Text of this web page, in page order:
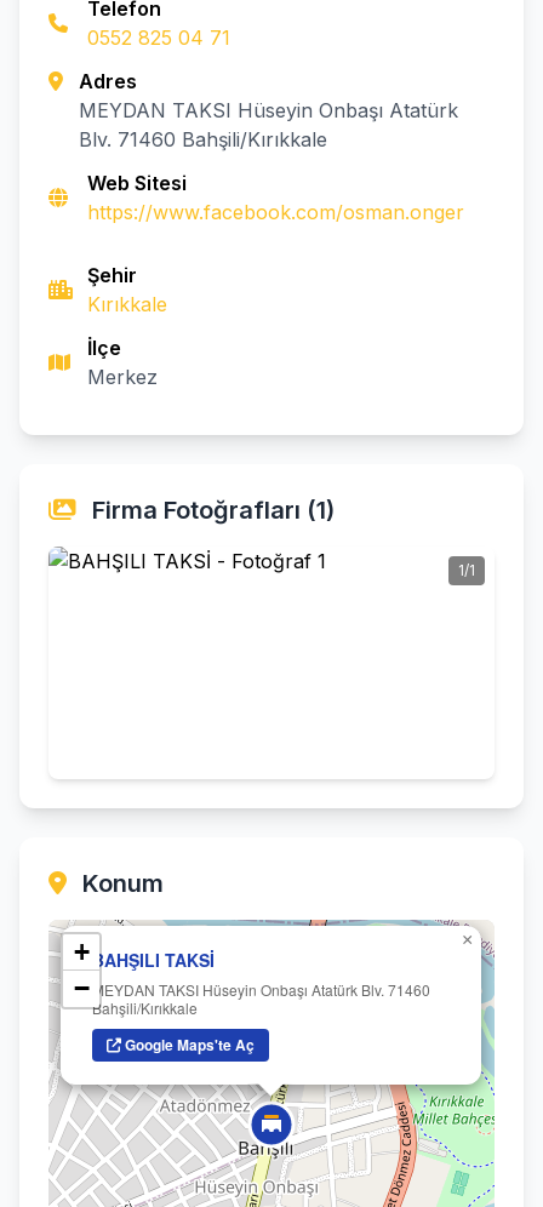
Telefon
0552 825 04 71
Adres
MEYDAN TAKSI Hüseyin Onbaşı Atatürk
Blv. 71460 Bahşili/Kırıkkale
Web Sitesi
https://www.facebook.com/osman.onger
Şehir
Kırıkkale
İlçe
Merkez
Firma Fotoğrafları (1)
1/1
Konum
BAHŞILI TAKSİ
MEYDAN TAKSI Hüseyin Onbaşı Atatürk Blv. 71460
Bahşili/Kırıkkale
Google Maps'te Aç
×
+
−